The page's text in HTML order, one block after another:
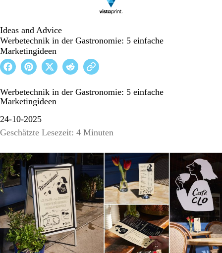
Ideas and Advice
Werbetechnik in der Gastronomie: 5 einfache
Marketingideen
Werbetechnik in der Gastronomie: 5 einfache
Marketingideen
24-10-2025
Geschätzte Lesezeit: 4 Minuten